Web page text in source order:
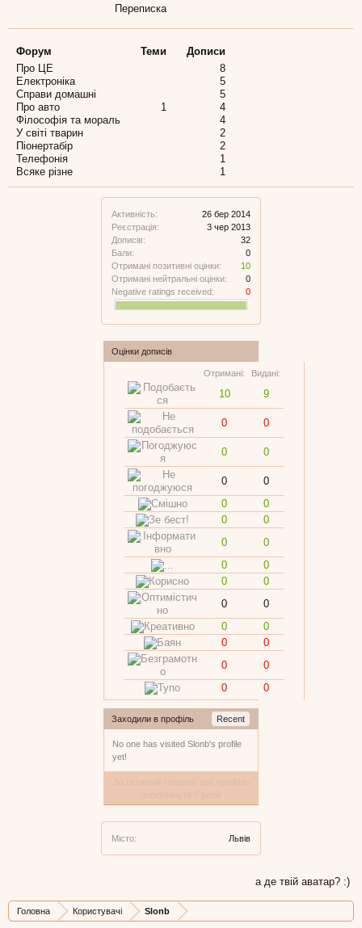
Активність:
26 бер 2014
Реєстрація:
3 чер 2013
Дописів:
32
Бали:
0
Отримані позитивні оцінки:
10
Отримані нейтральні оцінки:
0
Negative ratings received:
0
Оцінки дописів
Отримані: Видані:
10 9
0 0
0 0
0
0
0
0
0
0
0
0
0
0
0
0
0
0
0
0
0
0
0
0
0
0
Заходили в профіль Recent
No one has visited Slonb's profile
yet!
Місто: Львiв
Переписка
Форум Теми
Дописи
Про ЦЕ
8
Електроніка
5
Справи домашні
5
Про авто
1
4
Філософія та мораль
4
У світі тварин
2
Піонертабір
2
Телефонія
1
Всяке різне
1
а де твій аватар? :)
Головна Користувачі Slonb